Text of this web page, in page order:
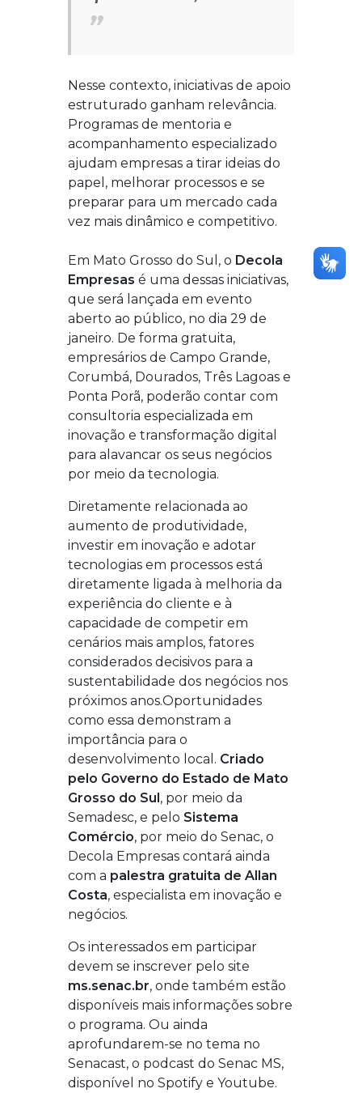
Nesse contexto, iniciativas de apoio
estruturado ganham relevância.
Programas de mentoria e
acompanhamento especializado
ajudam empresas a tirar ideias do
papel, melhorar processos e se
preparar para um mercado cada
vez mais dinâmico e competitivo.
Em Mato Grosso do Sul, o Decola
Empresas é uma dessas iniciativas,
que será lançada em evento
aberto ao público, no dia 29 de
janeiro. De forma gratuita,
empresários de Campo Grande,
Corumbá, Dourados, Três Lagoas e
Ponta Porã, poderão contar com
consultoria especializada em
inovação e transformação digital
para alavancar os seus negócios
por meio da tecnologia.
Diretamente relacionada ao
aumento de produtividade,
investir em inovação e adotar
tecnologias em processos está
diretamente ligada à melhoria da
experiência do cliente e à
capacidade de competir em
cenários mais amplos, fatores
considerados decisivos para a
sustentabilidade dos negócios nos
próximos anos.Oportunidades
como essa demonstram a
importância para o
desenvolvimento local. Criado
pelo Governo do Estado de Mato
Grosso do Sul , por meio da
Semadesc, e pelo Sistema
Comércio, por meio do Senac, o
Decola Empresas contará ainda
com a palestra gratuita de Allan
Costa, especialista em inovação e
negócios.
Os interessados em participar
devem se inscrever pelo site
ms.senac.br, onde também estão
disponíveis mais informações sobre
o programa. Ou ainda
aprofundarem-se no tema no
Senacast, o podcast do Senac MS,
disponível no Spotify e Youtube.